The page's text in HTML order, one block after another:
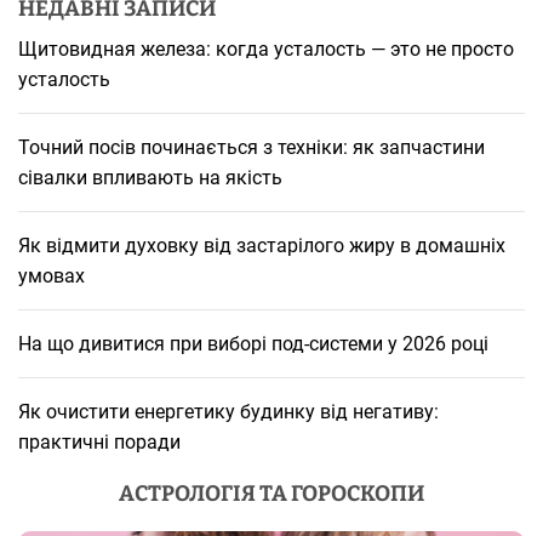
НЕДАВНІ ЗАПИСИ
Щитовидная железа: когда усталость — это не просто
усталость
Точний посів починається з техніки: як запчастини
сівалки впливають на якість
Як відмити духовку від застарілого жиру в домашніх
умовах
На що дивитися при виборі под-системи у 2026 році
Як очистити енергетику будинку від негативу:
практичні поради
АСТРОЛОГІЯ ТА ГОРОСКОПИ